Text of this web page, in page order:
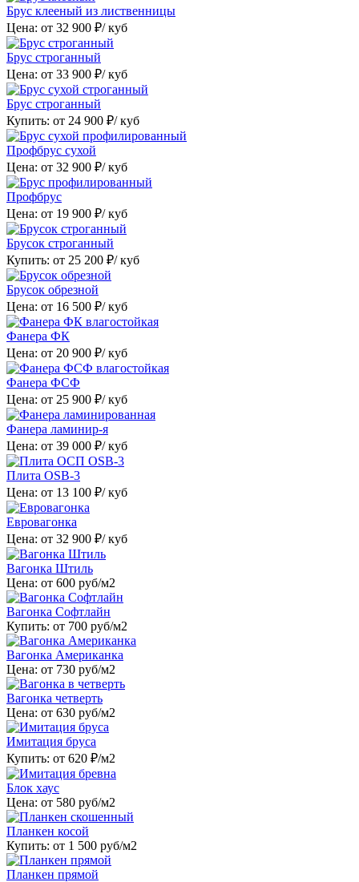
Брус клееный из лиственницы
Цена: от 32 900 ₽/ куб
Брус строганный
Цена: от 33 900 ₽/ куб
Брус строганный
Купить: от 24 900 ₽/ куб
Профбрус сухой
Цена: от 32 900 ₽/ куб
Профбрус
Цена: от 19 900 ₽/ куб
Брусок строганный
Купить: от 25 200 ₽/ куб
Брусок обрезной
Цена: от 16 500 ₽/ куб
Фанера ФК
Цена: от 20 900 ₽/ куб
Фанера ФСФ
Цена: от 25 900 ₽/ куб
Фанера ламинир-я
Цена: от 39 000 ₽/ куб
Плита OSB-3
Цена: от 13 100 ₽/ куб
Евровагонка
Цена: от 32 900 ₽/ куб
Вагонка Штиль
Цена: от 600 руб/м2
Вагонка Софтлайн
Купить: от 700 руб/м2
Вагонка Американка
Цена: от 730 руб/м2
Вагонка четверть
Цена: от 630 руб/м2
Имитация бруса
Купить: от 620 ₽/м2
Блок хаус
Цена: от 580 руб/м2
Планкен косой
Купить: от 1 500 руб/м2
Планкен прямой